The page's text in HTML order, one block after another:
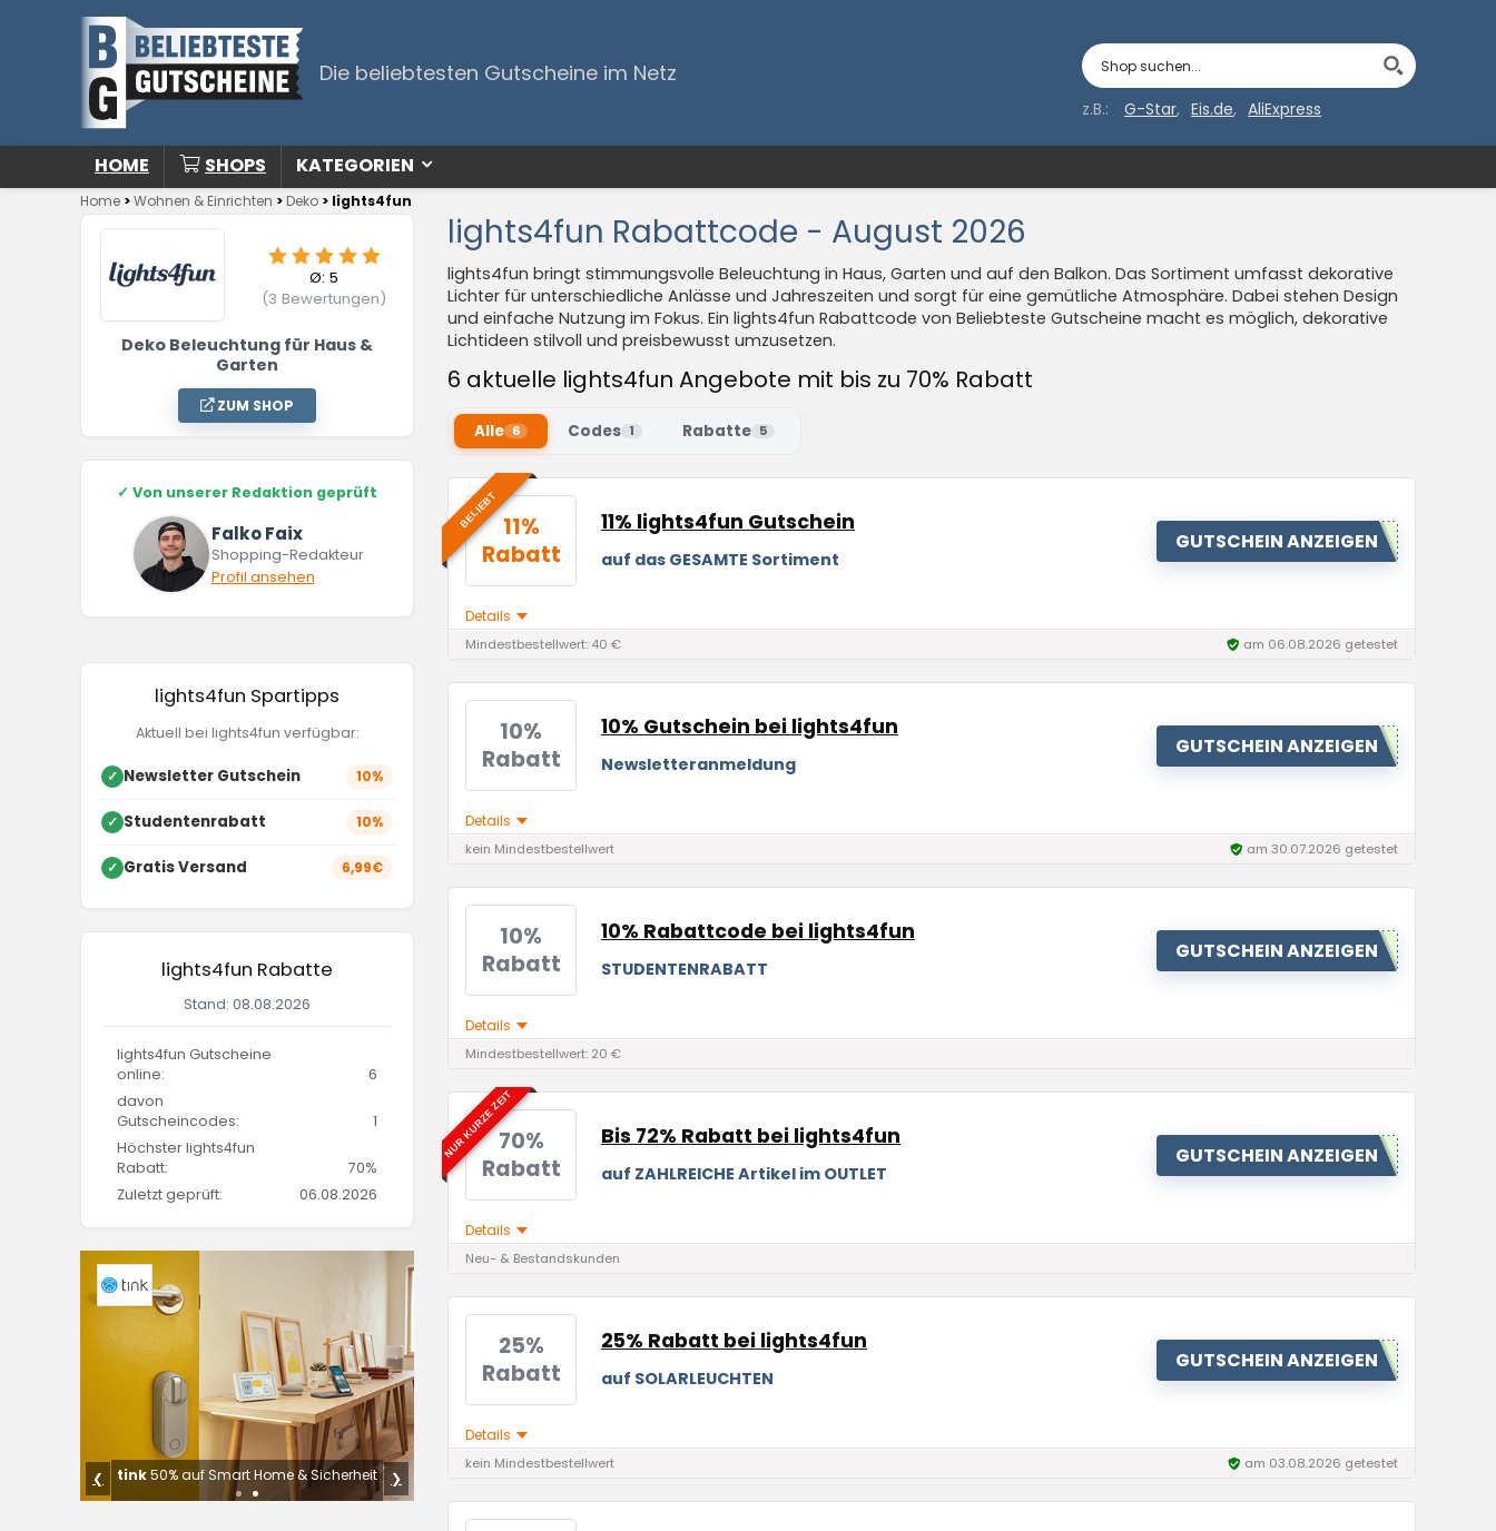
Die beliebtesten Gutscheine im Netz
z.B.: G-Star Eis.de AliExpress
HOME SHOPS KATEGORIEN
Home >Wohnen & Einrichten > Deko > lights4fun
lights4fun Rabattcode - August 2026
lights4fun bringt stimmungsvolle Beleuchtung in Haus, Garten und auf den Balkon. Das Sortiment umfasst dekorative
Lichter für unterschiedliche Anlässe und Jahreszeiten und sorgt für eine gemütliche Atmosphäre. Dabei stehen Design
und einfache Nutzung im Fokus. Ein lights4fun Rabattcode von Beliebteste Gutscheine macht es möglich, dekorative
Lichtideen stilvoll und preisbewusst umzusetzen.
6 aktuelle lights4fun Angebote mit bis zu 70% Rabatt
Deko Beleuchtung für Haus &
Garten
Ø: 5
(3 Bewertungen)
ZUM SHOP
✓ Von unserer Redaktion geprüft
Falko Faix
Shopping-Redakteur
Profil ansehen
Alle 6 Codes 1 Rabatte 5
BELIEBT 11%
Rabatt
11% lights4fun Gutschein
auf das GESAMTE Sortiment
GUTSCHEIN ANZEIGEN
Details
Mindestbestellwert: 40 € am 06.08.2026 getestet
10%
Rabatt
10% Gutschein bei lights4fun
Newsletteranmeldung
GUTSCHEIN ANZEIGEN
Details
kein Mindestbestellwert am 30.07.2026 getestet
10%
Rabatt
10% Rabattcode bei lights4fun
STUDENTENRABATT
GUTSCHEIN ANZEIGEN
Details
Mindestbestellwert: 20 €
NUR KURZE ZEIT70%
Rabatt
Bis 72% Rabatt bei lights4fun
auf ZAHLREICHE Artikel im OUTLET
GUTSCHEIN ANZEIGEN
Details
Neu- & Bestandskunden
25%
Rabatt
25% Rabatt bei lights4fun
auf SOLARLEUCHTEN
GUTSCHEIN ANZEIGEN
Details
kein Mindestbestellwert am 03.08.2026 getestet
lights4fun Spartipps
Aktuell bei lights4fun verfügbar:
✓ Newsletter Gutschein 10%
✓ Studentenrabatt 10%
✓ Gratis Versand 6,99€
lights4fun Rabatte
Stand: 08.08.2026
lights4fun Gutscheine
online:
6
davon
Gutscheincodes:
1
Höchster lights4fun
Rabatt:
70%
Zuletzt geprüft:
06.08.2026
tink50% auf Smart Home & Sicherheit
❮ ❯